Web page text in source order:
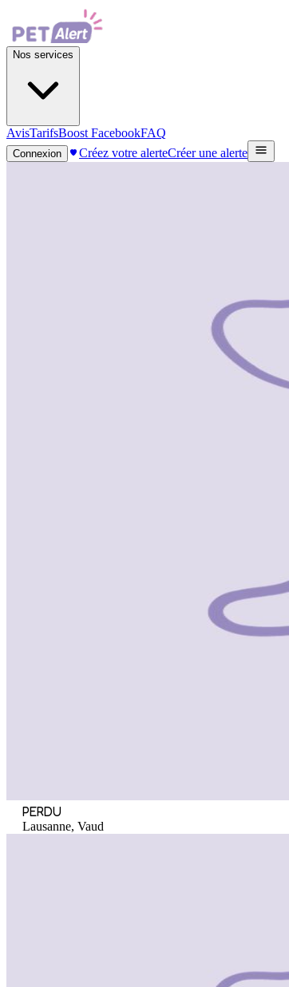
Nos services
AvisTarifsBoost FacebookFAQ
Connexion Créez votre alerteCréer une alerte
PERDU
Lausanne, Vaud